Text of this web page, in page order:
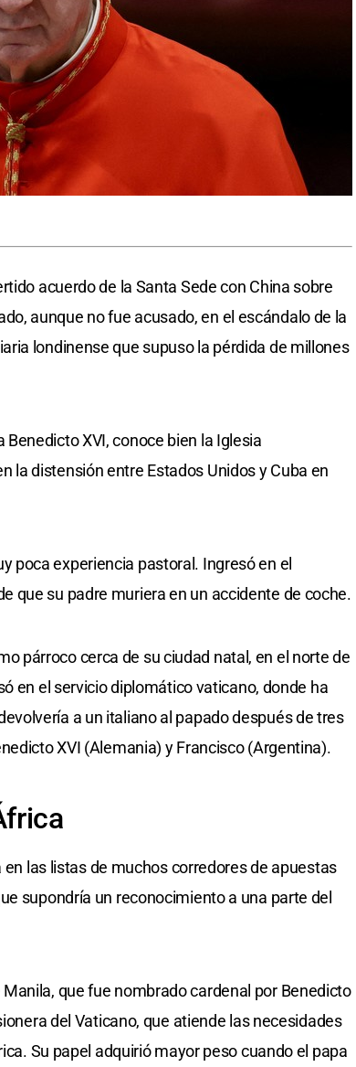
acuerdo de la Santa Sede con China sobre
aunque no fue acusado, en el escándalo de la
londinense que supuso la pérdida de millones
XVI, conoce bien la Iglesia
la distensión entre Estados Unidos y Cuba en
poca experiencia pastoral. Ingresó en el
que su padre muriera en un accidente de coche.
párroco cerca de su ciudad natal, en el norte de
en el servicio diplomático vaticano, donde ha
a un italiano al papado después de tres
XVI (Alemania) y Francisco (Argentina).
en las listas de muchos corredores de apuestas
supondría un reconocimiento a una parte del
que fue nombrado cardenal por Benedicto
del Vaticano, que atiende las necesidades
Su papel adquirió mayor peso cuando el papa